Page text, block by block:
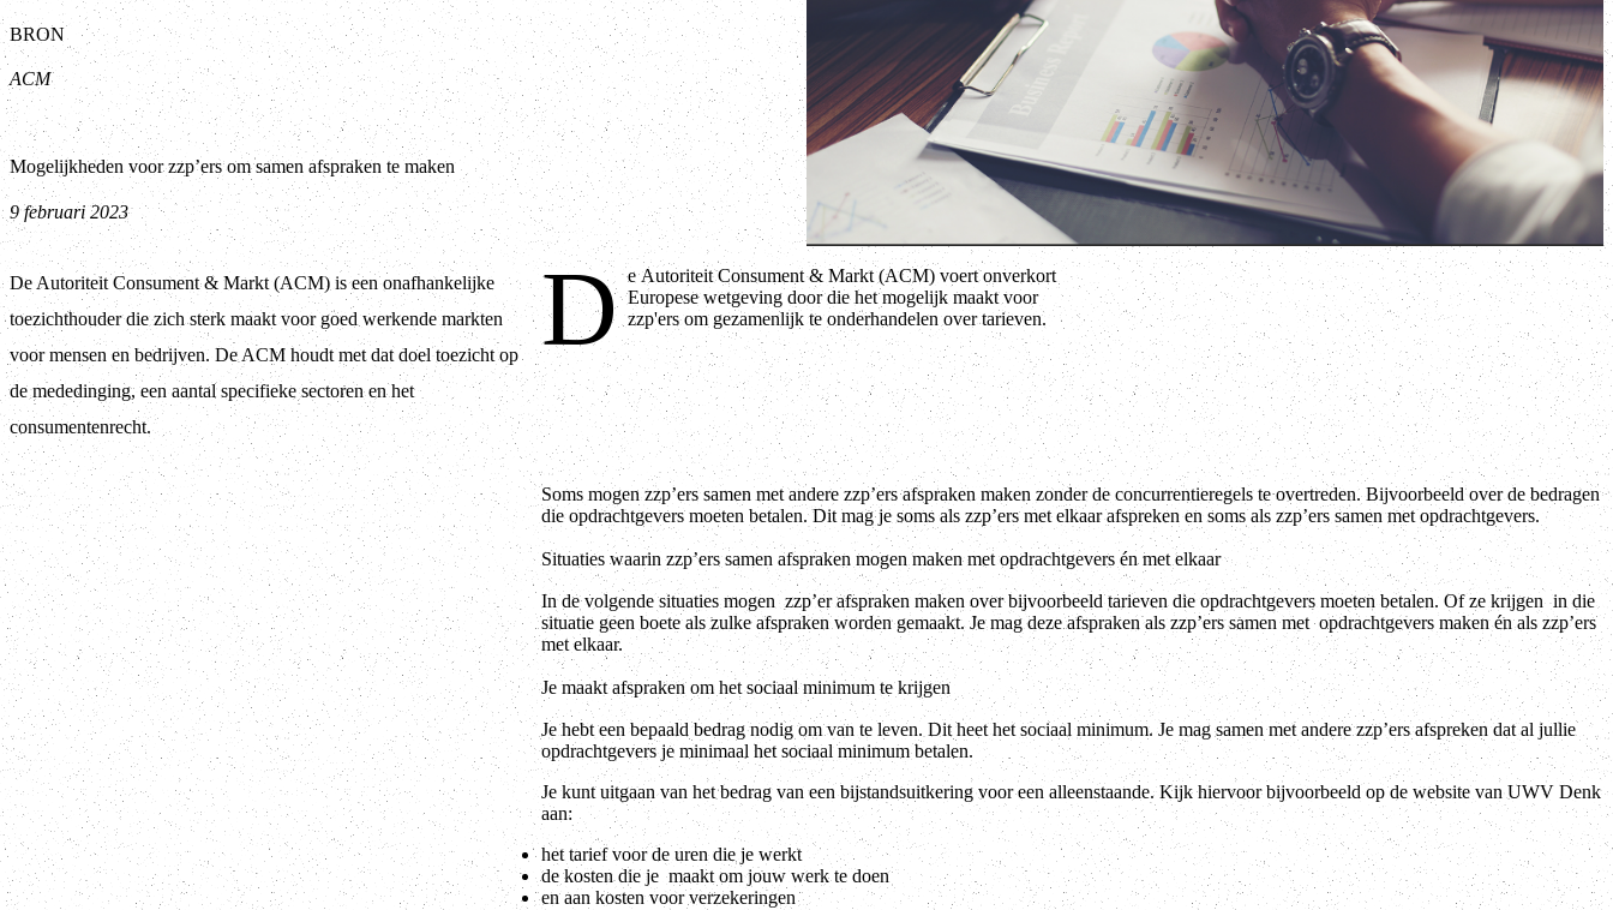
BRON
ACM
Mogelijkheden voor zzp’ers om samen afspraken te maken
9 februari 2023
De Autoriteit Consument & Markt (ACM) is een onafhankelijke
toezichthouder die zich sterk maakt voor goed werkende markten
voor mensen en bedrijven. De ACM houdt met dat doel toezicht op
de mededinging, een aantal specifieke sectoren en het
consumentenrecht.
D e Autoriteit Consument & Markt (ACM) voert onverkort
Europese wetgeving door die het mogelijk maakt voor
zzp'ers om gezamenlijk te onderhandelen over tarieven.
Soms mogen zzp’ers samen met andere zzp’ers afspraken maken zonder de concurrentieregels te overtreden. Bijvoorbeeld over de bedragen
die opdrachtgevers moeten betalen. Dit mag je soms als zzp’ers met elkaar afspreken en soms als zzp’ers samen met opdrachtgevers.
Situaties waarin zzp’ers samen afspraken mogen maken met opdrachtgevers én met elkaar
In de volgende situaties mogen zzp’er afspraken maken over bijvoorbeeld tarieven die opdrachtgevers moeten betalen. Of ze krijgen in die
situatie geen boete als zulke afspraken worden gemaakt. Je mag deze afspraken als zzp’ers samen met opdrachtgevers maken én als zzp’ers
met elkaar.
Je maakt afspraken om het sociaal minimum te krijgen
Je hebt een bepaald bedrag nodig om van te leven. Dit heet het sociaal minimum. Je mag samen met andere zzp’ers afspreken dat al jullie
opdrachtgevers je minimaal het sociaal minimum betalen.
Je kunt uitgaan van het bedrag van een bijstandsuitkering voor een alleenstaande. Kijk hiervoor bijvoorbeeld op de website van UWV Denk
aan:
het tarief voor de uren die je werkt
de kosten die je maakt om jouw werk te doen
en aan kosten voor verzekeringen